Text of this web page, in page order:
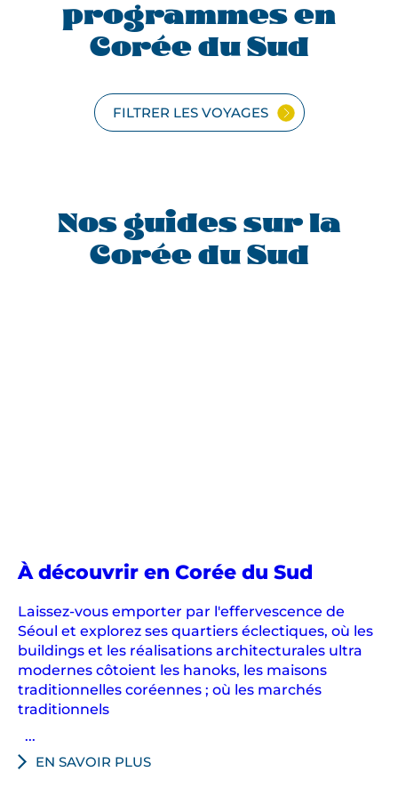
programmes en
Corée du Sud
FILTRER LES VOYAGES
Nos guides sur la
Corée du Sud
À découvrir en Corée du Sud
Laissez-vous emporter par l'effervescence de
Séoul et explorez ses quartiers éclectiques, où les
buildings et les réalisations architecturales ultra
modernes côtoient les hanoks, les maisons
traditionnelles coréennes ; où les marchés
traditionnels
...
EN SAVOIR PLUS